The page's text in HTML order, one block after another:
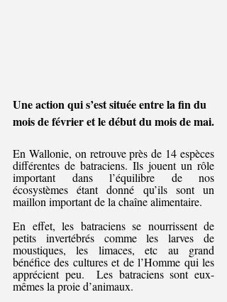
Une action qui s’est située entre la fin du
mois de février et le début du mois de mai.
En Wallonie, on retrouve près de 14 espèces
différentes de batraciens. Ils jouent un rôle
important dans l’équilibre de nos
écosystèmes étant donné qu’ils sont un
maillon important de la chaîne alimentaire.
En effet, les batraciens se nourrissent de
petits invertébrés comme les larves de
moustiques, les limaces, etc au grand
bénéfice des cultures et de l’Homme qui les
apprécient peu.  Les batraciens sont eux-
mêmes la proie d’animaux.